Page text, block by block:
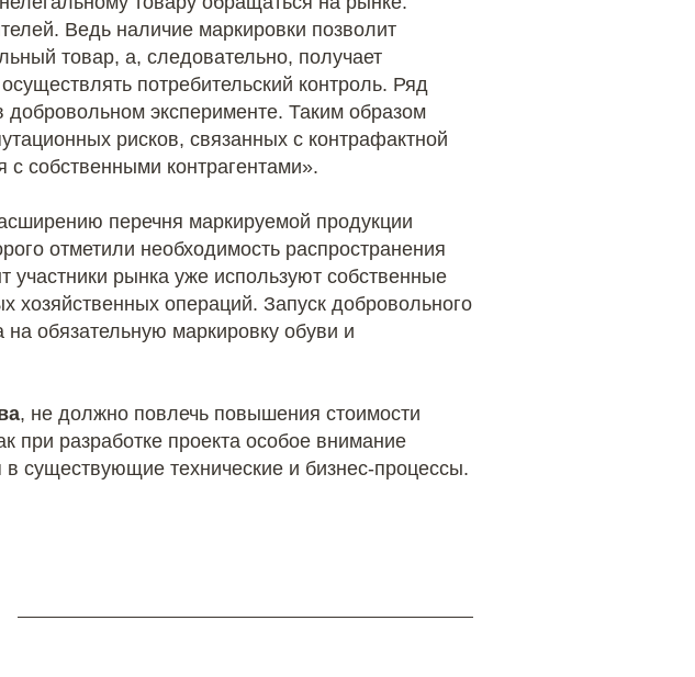
Ведь наличие маркировки позволит
товар, а, следовательно, получает
потребительский контроль. Ряд
эксперименте. Таким образом
рисков, связанных с контрафактной
с собственными контрагентами».
перечня маркируемой продукции
отметили необходимость распространения
рынка уже используют собственные
хозяйственных операций. Запуск добровольного
на обязательную маркировку обуви и
, не должно повлечь повышения стоимости
при разработке проекта особое внимание
существующие технические и бизнес-процессы.